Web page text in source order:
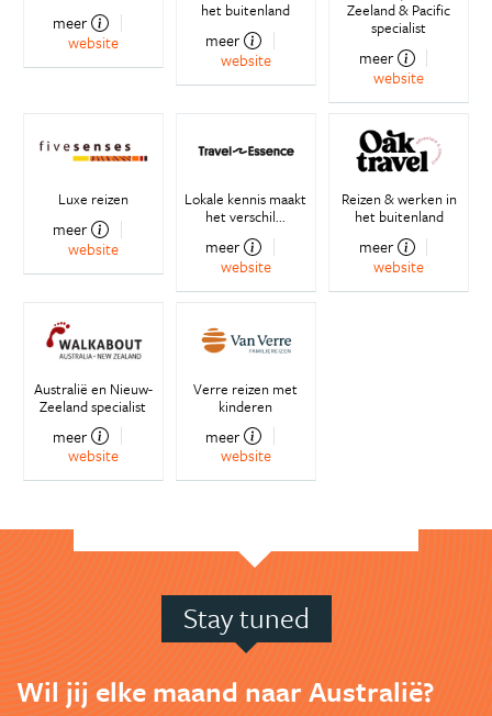
meer
website
het buitenland
meer
website
Zeeland & Pacific
specialist
meer
website
Luxe reizen
meer
website
Lokale kennis maakt
het verschil...
meer
website
Reizen & werken in
het buitenland
meer
website
Australië en Nieuw-
Zeeland specialist
meer
website
Verre reizen met
kinderen
meer
website
Stay tuned
Wil jij elke maand naar Australië?